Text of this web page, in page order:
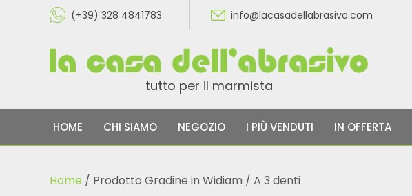
(+39) 328 4841783 info@lacasadellabrasivo.com
tutto per il marmista
HOME CHI SIAMO NEGOZIO I PIÙ VENDUTI IN OFFERTA
Home / Prodotto Gradine in Widiam / A 3 denti